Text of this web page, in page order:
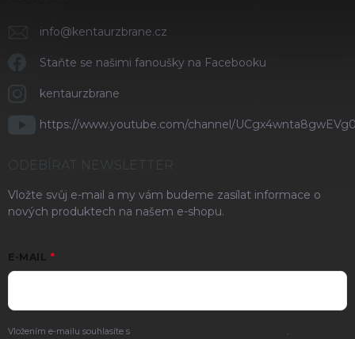
info@kentaurzbrane.cz
Staňte se našimi fanoušky na Facebooku
kentaurzbrane
https://www.youtube.com/channel/
ODEBÍRAT NEWSLETTER
Vložte svůj e-mail a my vám budeme zasílat informace o
nových produktech na našem e-shopu.
E-MAIL
Vložením e-mailu souhlasíte s .